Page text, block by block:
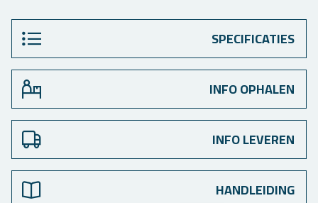
SPECIFICATIES
INFO OPHALEN
INFO LEVEREN
HANDLEIDING